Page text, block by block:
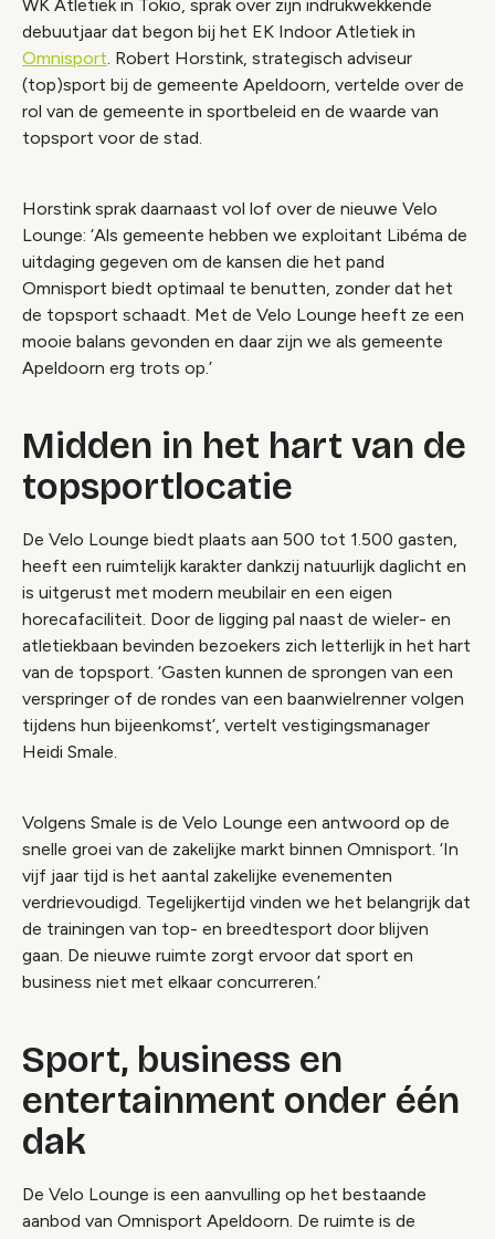
WK Atletiek in Tokio, sprak over zijn indrukwekkende
debuutjaar dat begon bij het EK Indoor Atletiek in
Omnisport. Robert Horstink, strategisch adviseur
(top)sport bij de gemeente Apeldoorn, vertelde over de
rol van de gemeente in sportbeleid en de waarde van
topsport voor de stad.
Horstink sprak daarnaast vol lof over de nieuwe Velo
Lounge: ‘Als gemeente hebben we exploitant Libéma de
uitdaging gegeven om de kansen die het pand
Omnisport biedt optimaal te benutten, zonder dat het
de topsport schaadt. Met de Velo Lounge heeft ze een
mooie balans gevonden en daar zijn we als gemeente
Apeldoorn erg trots op.’
Midden in het hart van de
topsportlocatie
De Velo Lounge biedt plaats aan 500 tot 1.500 gasten,
heeft een ruimtelijk karakter dankzij natuurlijk daglicht en
is uitgerust met modern meubilair en een eigen
horecafaciliteit. Door de ligging pal naast de wieler- en
atletiekbaan bevinden bezoekers zich letterlijk in het hart
van de topsport. ‘Gasten kunnen de sprongen van een
verspringer of de rondes van een baanwielrenner volgen
tijdens hun bijeenkomst’, vertelt vestigingsmanager
Heidi Smale.
Volgens Smale is de Velo Lounge een antwoord op de
snelle groei van de zakelijke markt binnen Omnisport. ‘In
vijf jaar tijd is het aantal zakelijke evenementen
verdrievoudigd. Tegelijkertijd vinden we het belangrijk dat
de trainingen van top- en breedtesport door blijven
gaan. De nieuwe ruimte zorgt ervoor dat sport en
business niet met elkaar concurreren.’
Sport, business en
entertainment onder één
dak
De Velo Lounge is een aanvulling op het bestaande
aanbod van Omnisport Apeldoorn. De ruimte is de